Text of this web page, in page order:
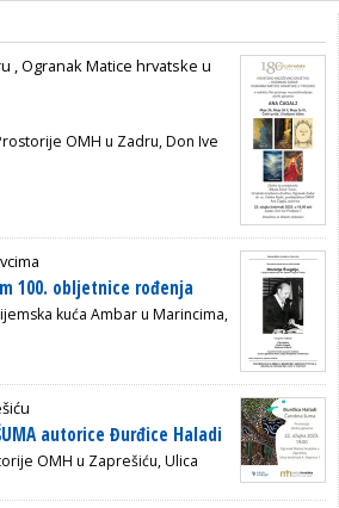
,Ogranak Matice hrvatske u
OMH u Zadru, Don Ive
100. obljetnice rođenja
kuća Ambar u Marincima,
autorice Đurđice Haladi
OMH u Zaprešiću, Ulica